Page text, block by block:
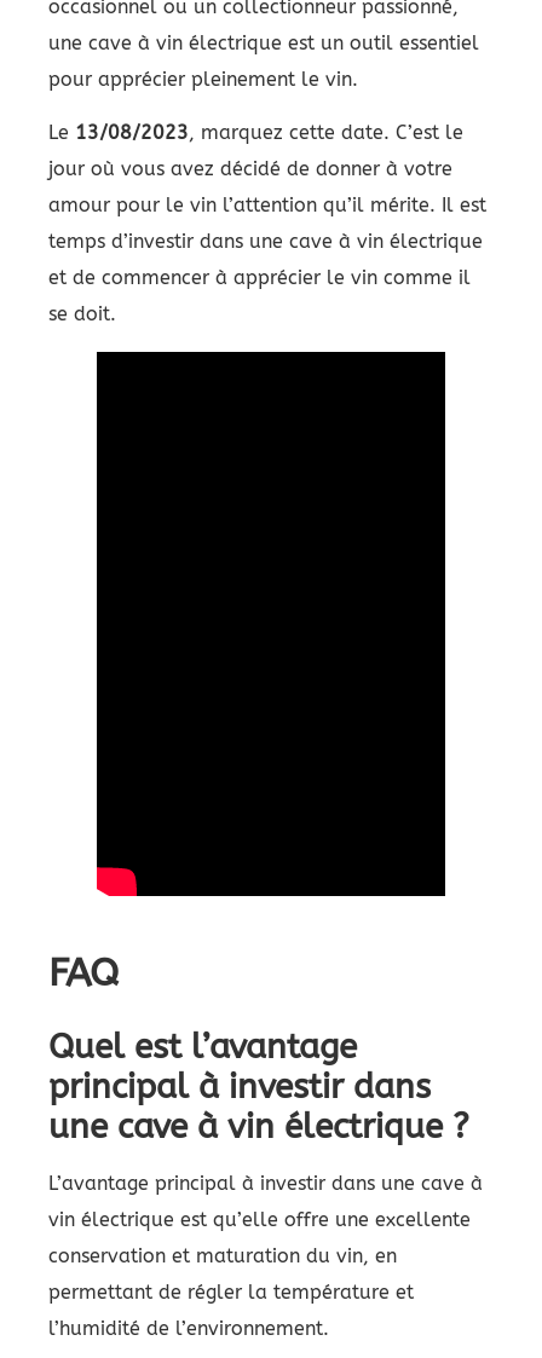
occasionnel ou un collectionneur passionné,
une cave à vin électrique est un outil essentiel
pour apprécier pleinement le vin.
Le 13/08/2023, marquez cette date. C’est le
jour où vous avez décidé de donner à votre
amour pour le vin l’attention qu’il mérite. Il est
temps d’investir dans une cave à vin électrique
et de commencer à apprécier le vin comme il
se doit.
FAQ
Quel est l’avantage
principal à investir dans
une cave à vin électrique ?
L’avantage principal à investir dans une cave à
vin électrique est qu’elle offre une excellente
conservation et maturation du vin, en
permettant de régler la température et
l’humidité de l’environnement.